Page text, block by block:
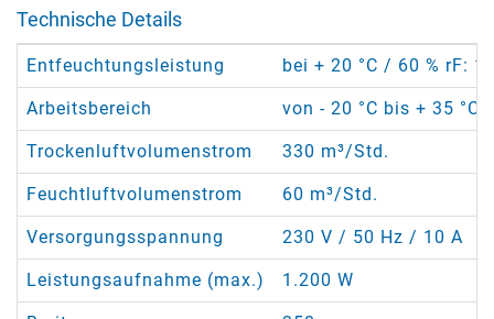
Technische Details
Entfeuchtungsleistung bei + 20 °C / 60 % rF:
Arbeitsbereich von - 20 °C bis + 35 °C
Trockenluftvolumenstrom 330 m³/Std.
Feuchtluftvolumenstrom 60 m³/Std.
Versorgungsspannung 230 V / 50 Hz / 10 A
Leistungsaufnahme (max.) 1.200 W